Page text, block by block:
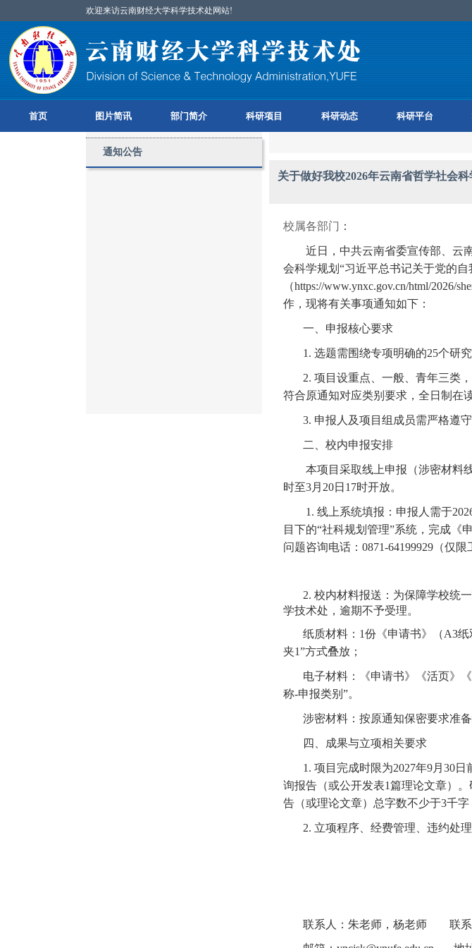
欢迎来访云南财经大学科学技术处网站!
首页 图片简讯 部门简介 科研项目 科研动态 科研平台
通知公告
关于做好我校2026年云南省哲学社会
校属各部门 ：
近日， 中共云南省委宣传部、云
会科学规划“习近平总书记关于党的
（https://www.ynxc.gov.cn/html/2026/
作，现将有关事项通知如下：
一、申报核心要求
1. 选题需围绕专项明确的25个研
2. 项目设重点、一般、青年三类
符合原通知对应类别要求，全日制在
3. 申报人及项目组成员需严格遵
二、校内申报安排
本项目采取线上申报（涉密材料
时至3月20日17时开放。
1. 线上系统填报：申报人需于
目下的“社科规划管理”系统，完成《
问题咨询电话： 0871-64199929（仅限
2. 校内材料报送：为保障学校统
学技术处 ，逾期不予受理。
纸质材料： 1份《申请书》（A3
夹1”方式叠放；
电子材料：《申请书》《活页》
称-申报类别”。
涉密材料：按原通知保密要求准
四、成果与立项相关要求
1. 项目完成时限为2027年9月30日
询报告（或公开发表1篇理论文章）
告（或理论文章）总字数不少于3千字
2. 立项程序、经费管理、违约处
联系人：朱老师，杨老师 联